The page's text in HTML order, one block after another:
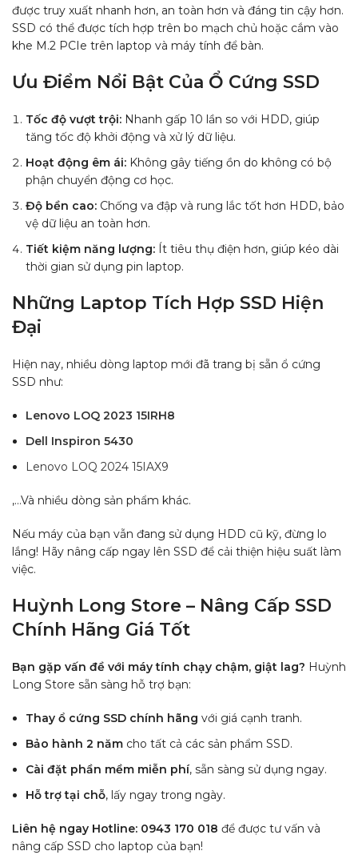
được truy xuất nhanh hơn, an toàn hơn và đáng tin cậy hơn.
SSD có thể được tích hợp trên bo mạch chủ hoặc cắm vào
khe M.2 PCIe trên laptop và máy tính để bàn.
Ưu Điểm Nổi Bật Của Ổ Cứng SSD
Tốc độ vượt trội: Nhanh gấp 10 lần so với HDD, giúp
tăng tốc độ khởi động và xử lý dữ liệu.
Hoạt động êm ái: Không gây tiếng ồn do không có bộ
phận chuyển động cơ học.
Độ bền cao: Chống va đập và rung lắc tốt hơn HDD, bảo
vệ dữ liệu an toàn hơn.
Tiết kiệm năng lượng: Ít tiêu thụ điện hơn, giúp kéo dài
thời gian sử dụng pin laptop.
Những Laptop Tích Hợp SSD Hiện
Đại
Hiện nay, nhiều dòng laptop mới đã trang bị sẵn ổ cứng
SSD như:
Lenovo LOQ 2023 15IRH8
Dell Inspiron 5430
Lenovo LOQ 2024 15IAX9
,…Và nhiều dòng sản phẩm khác.
Nếu máy của bạn vẫn đang sử dụng HDD cũ kỹ, đừng lo
lắng! Hãy nâng cấp ngay lên SSD để cải thiện hiệu suất làm
việc.
Huỳnh Long Store – Nâng Cấp SSD
Chính Hãng Giá Tốt
Bạn gặp vấn đề với máy tính chạy chậm, giật lag? Huỳnh
Long Store sẵn sàng hỗ trợ bạn:
Thay ổ cứng SSD chính hãng với giá cạnh tranh.
Bảo hành 2 năm cho tất cả các sản phẩm SSD.
Cài đặt phần mềm miễn phí, sẵn sàng sử dụng ngay.
Hỗ trợ tại chỗ, lấy ngay trong ngày.
Liên hệ ngay Hotline: 0943 170 018 để được tư vấn và
nâng cấp SSD cho laptop của bạn!